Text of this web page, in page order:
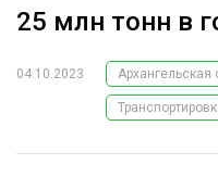
ЛЕСНОЕ ХОЗЯЙСТВО
ЛЕСОЗАГОТОВКА
ОБРАБОТКА ДРЕВЕСИНЫ
ЭКСПЕРТНОЕ МНЕНИЕ
25 млн тонн в
04.10.2023 Архангельская